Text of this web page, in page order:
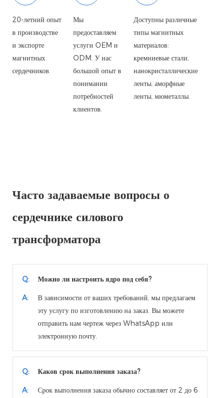
20-летний опыт
в производстве
и экспорте
магнитных
сердечников.
Мы
предоставляем
услуги OEM и
ODM. У нас
большой опыт в
понимании
потребностей
клиентов.
Доступны различные
типы магнитных
материалов:
кремниевые стали,
нанокристаллические
ленты, аморфные
ленты, мюметаллы.
Часто задаваемые вопросы о
сердечнике силового
трансформатора
Q: Можно ли настроить ядро ​​под себя?
A:
В зависимости от ваших требований, мы предлагаем
эту услугу по изготовлению на заказ. Вы можете
отправить нам чертеж через WhatsApp или
электронную почту.
Q: Каков срок выполнения заказа?
A:
Срок выполнения заказа обычно составляет от 2 до 6